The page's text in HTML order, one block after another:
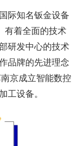
际知名钣金设备
有着全面的技术
研发中心的技术
品牌的先进理念
京成立智能数控
工设备。